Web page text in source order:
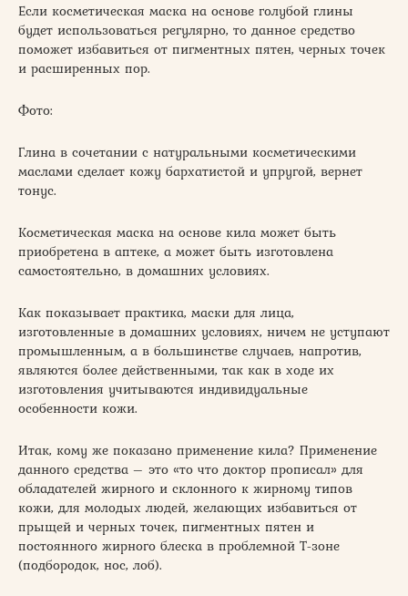
Если косметическая маска на основе голубой глины
будет использоваться регулярно, то данное средство
поможет избавиться от пигментных пятен, черных точек
и расширенных пор.
Фото:
Глина в сочетании с натуральными косметическими
маслами сделает кожу бархатистой и упругой, вернет
тонус.
Косметическая маска на основе кила может быть
приобретена в аптеке, а может быть изготовлена
самостоятельно, в домашних условиях.
Как показывает практика, маски для лица,
изготовленные в домашних условиях, ничем не уступают
промышленным, а в большинстве случаев, напротив,
являются более действенными, так как в ходе их
изготовления учитываются индивидуальные
особенности кожи.
Итак, кому же показано применение кила? Применение
данного средства – это «то что доктор прописал» для
обладателей жирного и склонного к жирному типов
кожи, для молодых людей, желающих избавиться от
прыщей и черных точек, пигментных пятен и
постоянного жирного блеска в проблемной T-зоне
(подбородок, нос, лоб).